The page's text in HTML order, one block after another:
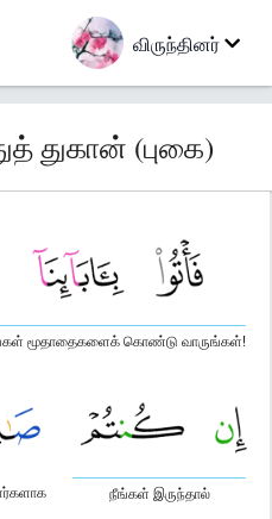
விருந்தினர்
துகான் (புகை)
மூதாதைகளைக் கொண்டு வாருங்கள்!
நீங்கள் இருந்தால்